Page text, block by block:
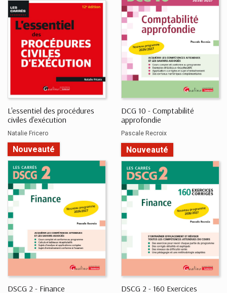
L'essentiel des procédures
civiles d'exécution
Natalie Fricero
DCG 10 - Comptabilité
approfondie
Pascale Recroix
DSCG 2 - Finance
Nouveauté
DSCG 2 - 160 Exercices
Nouveauté